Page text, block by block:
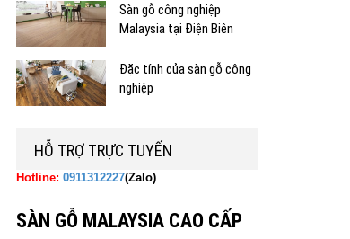
Sàn gỗ công nghiệp
Malaysia tại Điện Biên
Đặc tính của sàn gỗ công
nghiệp
HỖ TRỢ TRỰC TUYẾN
Hotline: 0911312227(Zalo)
SÀN GỖ MALAYSIA CAO CẤP